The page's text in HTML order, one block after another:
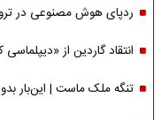
ردپای هوش مصنوعی در
انتقاد گاردین از
تنگه ملک ماست | این‌بار